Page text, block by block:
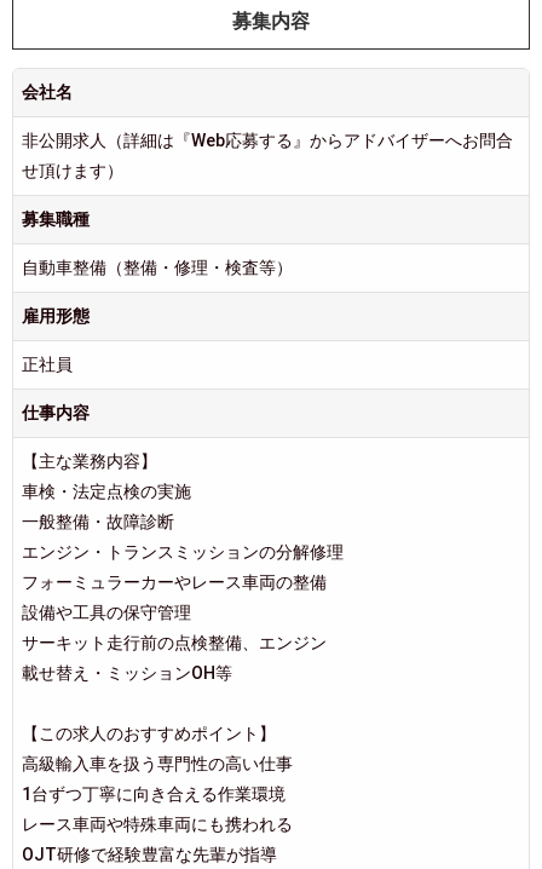
募集内容
会社名
非公開求人（詳細は『Web応募する』からアドバイザーへお問合
せ頂けます）
募集職種
自動車整備（整備・修理・検査等）
雇用形態
正社員
仕事内容
【主な業務内容】
車検・法定点検の実施
一般整備・故障診断
エンジン・トランスミッションの分解修理
フォーミュラーカーやレース車両の整備
設備や工具の保守管理
サーキット走行前の点検整備、エンジン
載せ替え・ミッションOH等
【この求人のおすすめポイント】
高級輸入車を扱う専門性の高い仕事
1台ずつ丁寧に向き合える作業環境
レース車両や特殊車両にも携われる
OJT研修で経験豊富な先輩が指導